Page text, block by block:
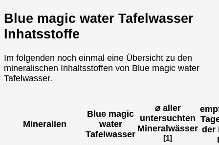
Blue magic water Tafelwasser
Inhatsstoffe
Im folgenden noch einmal eine Übersicht zu den
mineralischen Inhaltsstoffen von Blue magic water
Tafelwasser.
Mineralien
Blue magic
water
Tafelwasser
⌀ aller
untersuchten
Mineralwässer
[1]
der